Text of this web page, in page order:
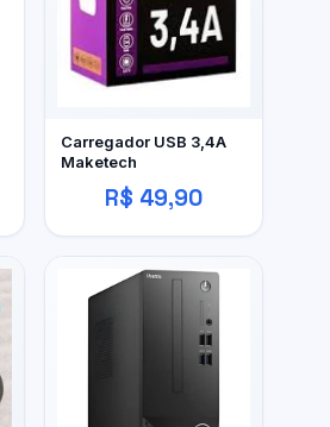
Carregador USB 3,4A
Maketech
R$ 49,90